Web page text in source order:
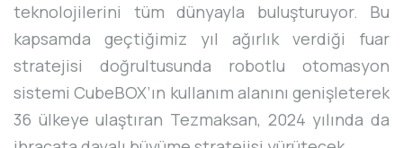
teknolojilerini tüm dünyayla buluşturuyor. Bu
kapsamda geçtiğimiz yıl ağırlık verdiği fuar
stratejisi doğrultusunda robotlu otomasyon
sistemi CubeBOX’ın kullanım alanını genişleterek
36 ülkeye ulaştıran Tezmaksan, 2024 yılında da